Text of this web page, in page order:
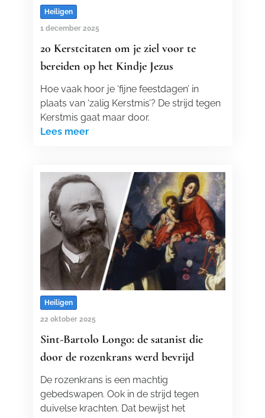
Heiligen
1 december 2025
20 Kerstcitaten om je ziel voor te
bereiden op het Kindje Jezus
Hoe vaak hoor je ‘fijne feestdagen’ in
plaats van ‘zalig Kerstmis’? De strijd tegen
Kerstmis gaat maar door.
Lees meer
Heiligen
22 oktober 2025
Sint-Bartolo Longo: de satanist die
door de rozenkrans werd bevrijd
De rozenkrans is een machtig
gebedswapen. Ook in de strijd tegen
duivelse krachten. Dat bewijst het